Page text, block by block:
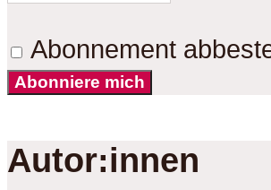
Abonnement
Abonniere mich
Autor:innen